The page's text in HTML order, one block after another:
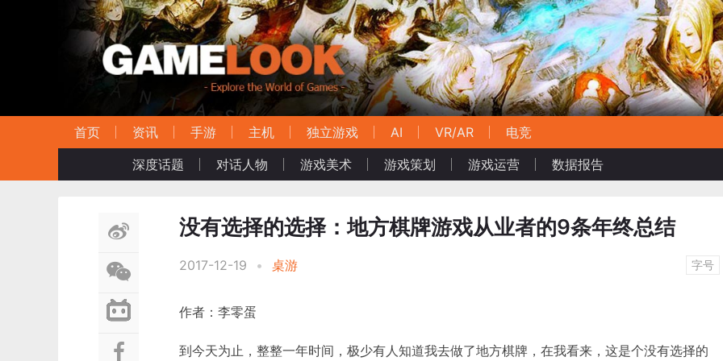
首页 资讯 手游 主机 独立游戏 AI VR/AR
电竞
深度话题
对话人物 游戏美术 游戏策划 游戏运营 数据报告
没有选择的选择：地方棋牌游戏从业者的9条年终总结
2017-12-19 • 桌游 字号
作者：李零蛋
到今天为止，整整一年时间，极少有人知道我去做了地方棋牌，在我看来，这是个没有选择的